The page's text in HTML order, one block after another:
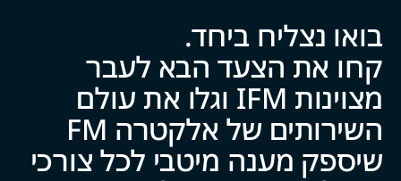
בואו נצליח ביח‍‍ד.
קחו את הצעד הבא לעבר
מצוינות IFM וגלו את עולם
השירותים של אלקטרה FM
שיספק מענה מיטבי לכל צ‍‍ו‍‍רכי